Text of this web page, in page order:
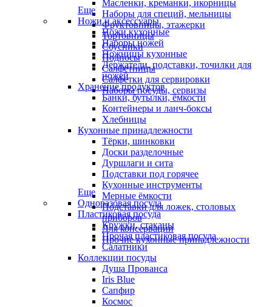
Масленки, креманки, икорницы
Наборы для специй, мельницы
Фруктовницы, этажерки
Тортовницы
Соусники
Подносы
Салфетницы
Салфетки для сервировки
Наборы посуды, сервизы
Еще
Ножи и аксессуары
Ножи кухонные
Наборы ножей
Ножницы кухонные
Держатели, подставки, точилки для
ножей
Хранение продуктов
Банки, бутылки, ёмкости
Контейнеры и ланч-боксы
Хлебницы
Кухонные принадлежности
Тёрки, шинковки
Доски разделочные
Дуршлаги и сита
Подставки под горячее
Кухонные инструменты
Мерные ёмкости
Подставки для ложек, столовых
приборов
Для консервации
Прочие кухонные принадлежности
Еще
Одноразовая посуда
Пластиковая посуда
Кружки, стаканы
Прочая пластиковая посуда
Салатники
Коллекции посуды
Душа Прованса
Iris Blue
Сапфир
Космос